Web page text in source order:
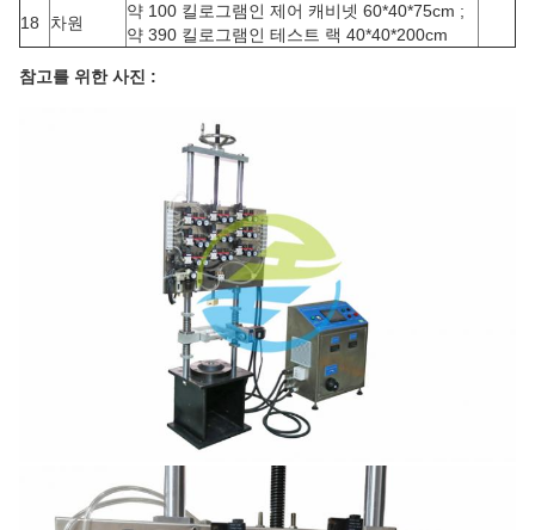
18
차원
약 100 킬로그램인 제어 캐비넷 60*40*75cm ;
약 390 킬로그램인 테스트 랙 40*40*200cm
참고를 위한 사진 :